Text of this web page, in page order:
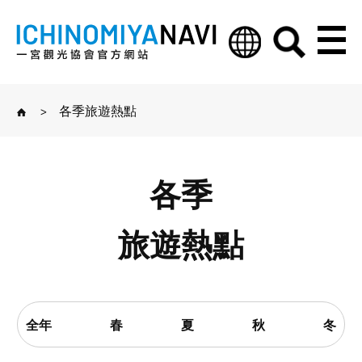
> 各季旅遊熱點
各季
旅遊熱點
全年 春 夏 秋 冬